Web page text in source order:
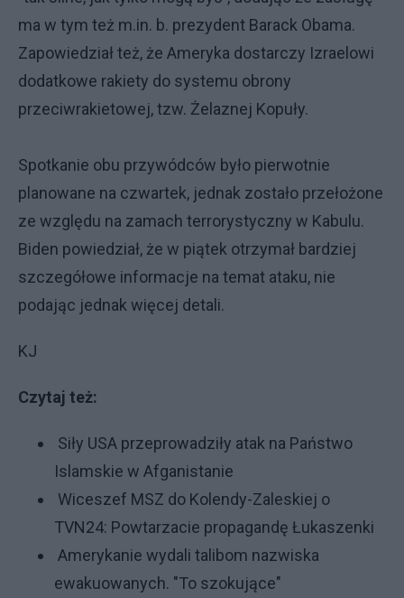
ma w tym też m.in. b. prezydent Barack Obama.
Zapowiedział też, że Ameryka dostarczy Izraelowi
dodatkowe rakiety do systemu obrony
przeciwrakietowej, tzw. Żelaznej Kopuły.
Spotkanie obu przywódców było pierwotnie
planowane na czwartek, jednak zostało przełożone
ze względu na zamach terrorystyczny w Kabulu.
Biden powiedział, że w piątek otrzymał bardziej
szczegółowe informacje na temat ataku, nie
podając jednak więcej detali.
KJ
Czytaj też:
Siły USA przeprowadziły atak na Państwo
Islamskie w Afganistanie
Wiceszef MSZ do Kolendy-Zaleskiej o
TVN24: Powtarzacie propagandę Łukaszenki
Amerykanie wydali talibom nazwiska
ewakuowanych. "To szokujące"